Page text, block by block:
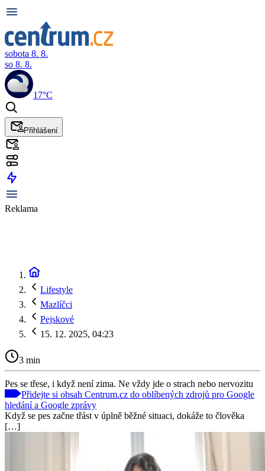
sobota 8. 8.
so 8. 8.
17°C
Přihlášení
Reklama
Lifestyle
Mazlíčci
Pejskové
15. 12. 2025, 04:23
3 min
Pes se třese, i když není zima. Ne vždy jde o strach nebo nervozitu
Přidejte si obsah Centrum.cz do oblíbených zdrojů pro Google
hledání a Google zprávy
Když se pes začne třást v úplně běžné situaci, dokáže to člověka
[…]